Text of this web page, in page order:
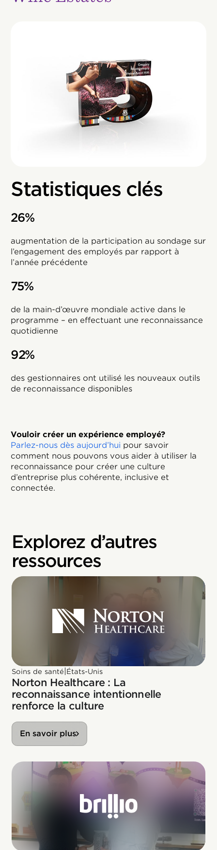
Statistiques clés
26%
augmentation de la participation au sondage sur
l’engagement des employés par rapport à
l’année précédente
75%
de la main-d’œuvre mondiale active dans le
programme – en effectuant une reconnaissance
quotidienne
92%
des gestionnaires ont utilisé les nouveaux outils
de reconnaissance disponibles
Vouloir créer un expérience employé?
Parlez-nous dès aujourd’hui pour savoir
comment nous pouvons vous aider à utiliser la
reconnaissance pour créer une culture
d’entreprise plus cohérente, inclusive et
connectée.
Explorez d’autres
ressources
Soins de santé États-Unis
Norton Healthcare : La
reconnaissance intentionnelle
renforce la culture
En savoir plus